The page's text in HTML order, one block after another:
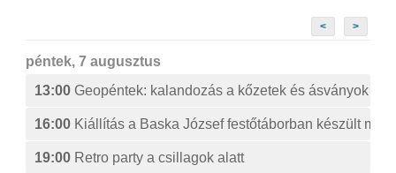
< >
péntek, 7 augusztus
13:00 Geopéntek: kalandozás a kőzetek és ásványok
16:00 Kiállítás a Baska József festőtáborban készült
19:00 Retro party a csillagok alatt